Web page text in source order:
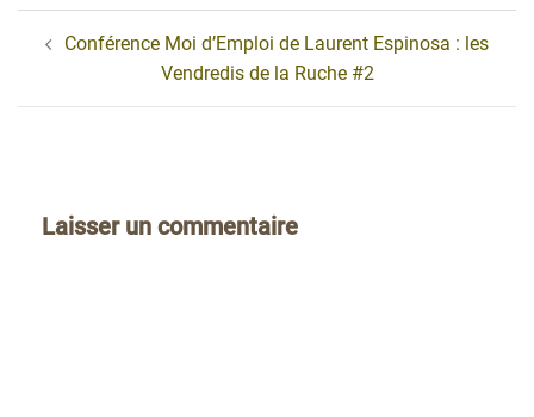
d’article
Conférence Moi d’Emploi de Laurent Espinosa : les
Vendredis de la Ruche #2
Laisser un commentaire